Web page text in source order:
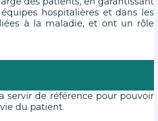
hospitalières et dans les
à la maladie, et ont un rôle
servir de référence pour pouvoir
du patient.